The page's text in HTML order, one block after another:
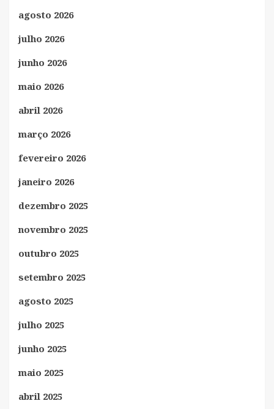
agosto 2026
julho 2026
junho 2026
maio 2026
abril 2026
março 2026
fevereiro 2026
janeiro 2026
dezembro 2025
novembro 2025
outubro 2025
setembro 2025
agosto 2025
julho 2025
junho 2025
maio 2025
abril 2025